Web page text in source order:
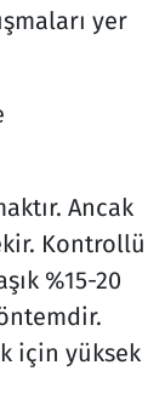
yer
Ancak
Kontrollü
%15-20
için yüksek